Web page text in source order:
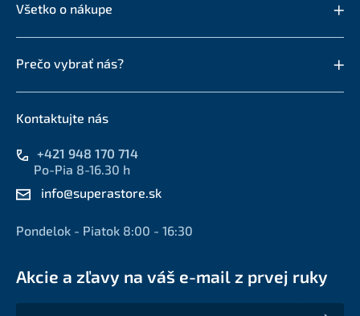
Všetko o nákupe
Prečo vybrať nás?
Kontaktujte nás
+421 948 170 714
Po-Pia 8-16.30 h
info@superastore.sk
Pondelok - Piatok 8:00 - 16:30
Akcie a zľavy na váš e-mail z prvej ruky